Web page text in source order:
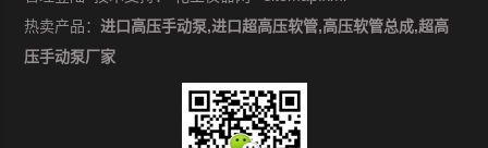
热卖产品：进口高压手动泵,进口超高压软管,高压软管总成,超高
压手动泵厂家